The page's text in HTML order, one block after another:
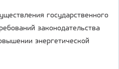
государственного
законодательства
энергетической